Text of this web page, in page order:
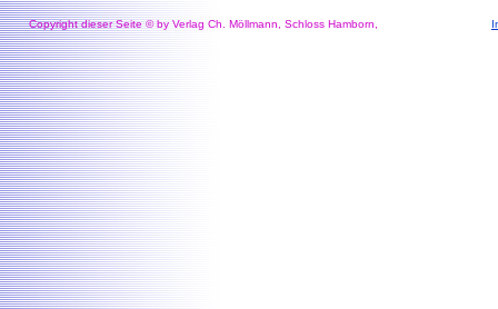
Copyright dieser Seite © by Verlag Ch. Möllmann, Schloss Hamborn,